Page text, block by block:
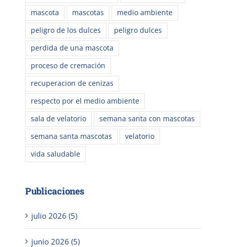
mascota
mascotas
medio ambiente
peligro de los dulces
peligro dulces
perdida de una mascota
proceso de cremación
recuperacion de cenizas
respecto por el medio ambiente
sala de velatorio
semana santa con mascotas
semana santa mascotas
velatorio
vida saludable
Publicaciones
julio 2026 (5)
junio 2026 (5)